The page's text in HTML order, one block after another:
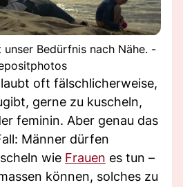
Bedürfnis nach Nähe. -
oft fälschlicherweise,
gerne zu kuscheln,
feminin. Aber genau das
Männer dürfen
wie Frauen es tun –
können, solches zu